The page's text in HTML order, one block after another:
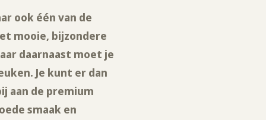
ook één van de
mooie, bijzondere
daarnaast moet je
Je kunt er dan
aan de premium
smaak en